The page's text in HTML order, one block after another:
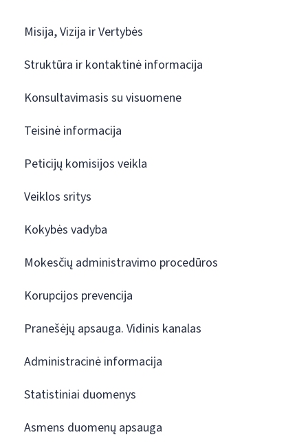
Misija, Vizija ir Vertybės
Struktūra ir kontaktinė informacija
Konsultavimasis su visuomene
Teisinė informacija
Peticijų komisijos veikla
Veiklos sritys
Kokybės vadyba
Mokesčių administravimo procedūros
Korupcijos prevencija
Pranešėjų apsauga. Vidinis kanalas
Administracinė informacija
Statistiniai duomenys
Asmens duomenų apsauga